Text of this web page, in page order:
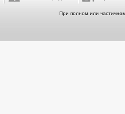
При полном или